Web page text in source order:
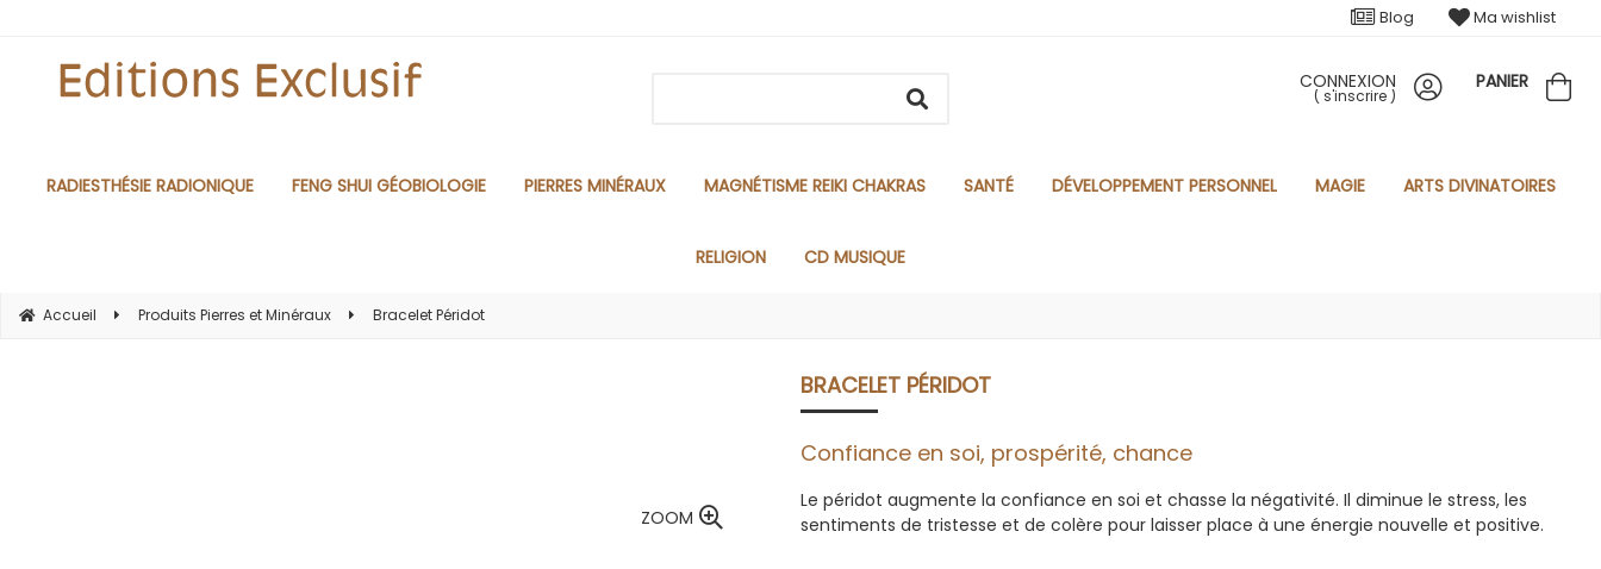
CONNEXION
( s'inscrire )
PANIER
RADIESTHÉSIE RADIONIQUE FENG SHUI GÉOBIOLOGIE PIERRES MINÉRAUX MAGNÉTISME REIKI CHAKRAS SANTÉ DÉVELOPPEMENT PERSONNEL MAGIE ARTS DIVINATOIRES
RELIGION CD MUSIQUE
Accueil Produits Pierres et Minéraux Bracelet Péridot
BRACELET PÉRIDOT
Confiance en soi, prospérité, chance
ZOOM
Le péridot augmente la confiance en soi et chasse la négativité. Il diminue le stress, les
sentiments de tristesse et de colère pour laisser place à une énergie nouvelle et positive.
Blog Ma wishlist